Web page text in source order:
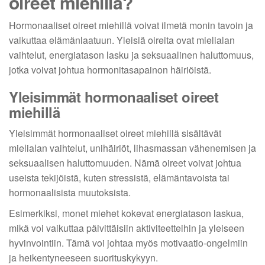
Hormonaaliset oireet miehillä voivat ilmetä monin tavoin ja
vaikuttaa elämänlaatuun. Yleisiä oireita ovat mielialan
vaihtelut, energiatason lasku ja seksuaalinen haluttomuus,
jotka voivat johtua hormonitasapainon häiriöistä.
Yleisimmät hormonaaliset oireet
miehillä
Yleisimmät hormonaaliset oireet miehillä sisältävät
mielialan vaihtelut, unihäiriöt, lihasmassan vähenemisen ja
seksuaalisen haluttomuuden. Nämä oireet voivat johtua
useista tekijöistä, kuten stressistä, elämäntavoista tai
hormonaalisista muutoksista.
Esimerkiksi, monet miehet kokevat energiatason laskua,
mikä voi vaikuttaa päivittäisiin aktiviteetteihin ja yleiseen
hyvinvointiin. Tämä voi johtaa myös motivaatio-ongelmiin
ja heikentyneeseen suorituskykyyn.